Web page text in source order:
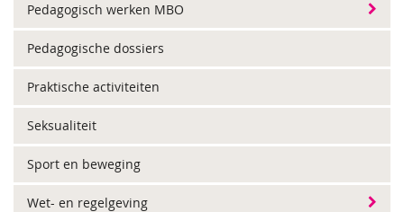
Pedagogisch werken MBO
Pedagogische dossiers
Praktische activiteiten
Seksualiteit
Sport en beweging
Wet- en regelgeving